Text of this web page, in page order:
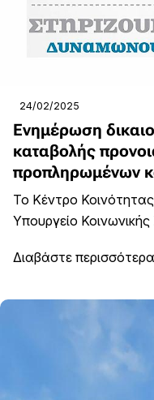
24/02/2025
Ενημέρωση
καταβολής
προπληρωμένων
Το Κέντρο
Υπουργείο
Διαβάστε περισσότερα